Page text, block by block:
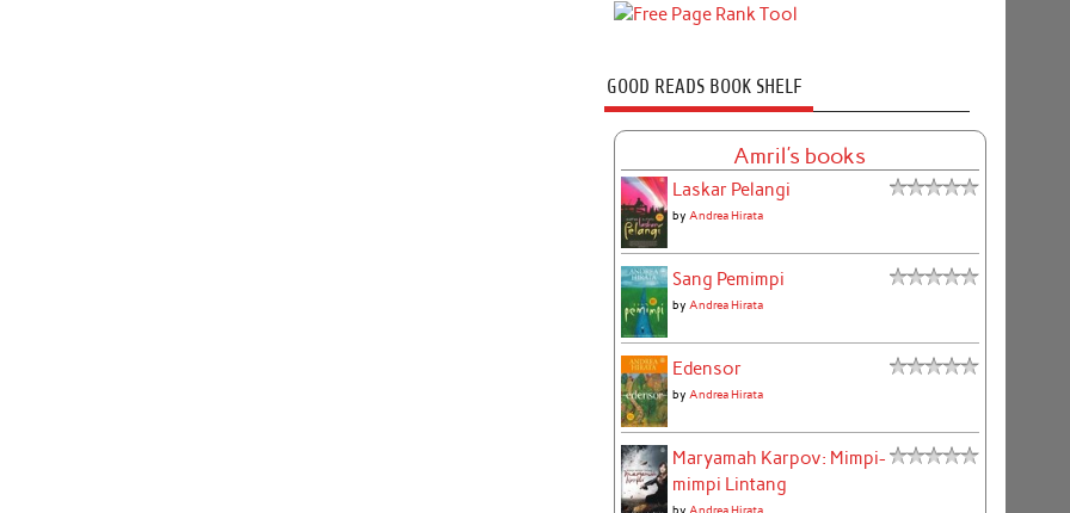
GOOD READS BOOK SHELF
Amril's books
Laskar Pelangi
by Andrea Hirata
Sang Pemimpi
by Andrea Hirata
Edensor
by Andrea Hirata
Maryamah Karpov: Mimpi-
mimpi Lintang
by Andrea Hirata